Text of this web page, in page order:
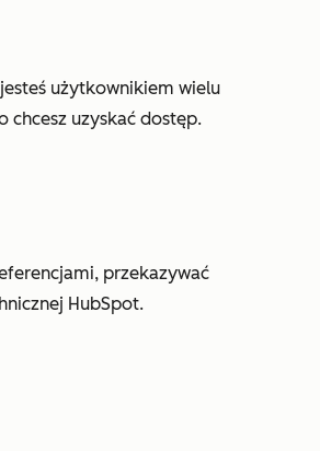
jesteś użytkownikiem wielu
chcesz uzyskać dostęp.
, przekazywać
HubSpot.